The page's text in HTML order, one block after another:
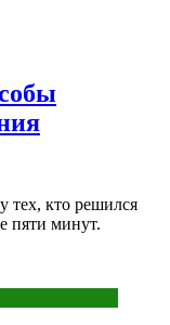
тех, кто решился
пяти минут.